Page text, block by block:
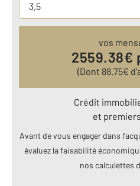
vos
2559.38€
(Dont 88.75€
Crédit
et
Avant de vous engager dans
évaluez la faisabilité
nos calculettes